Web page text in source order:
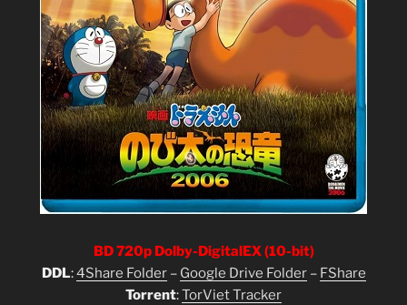
BD 720p Dolby-DigitalEX (10-bit)
DDL:4Share Folder– Google Drive Folder– FShare
Torrent:TorViet Tracker